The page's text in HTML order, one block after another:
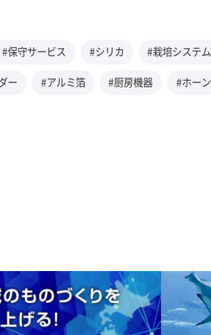
#保守サービス #シリカ #栽培システム
ー #アルミ箔 #厨房機器 #ホーン